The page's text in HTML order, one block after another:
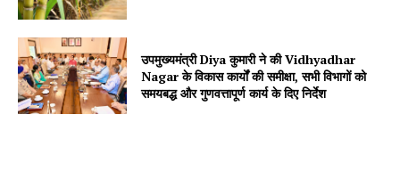
Company
उपमुख्यमंत्री Diya कुमारी ने की Vidhyadhar
Nagar के विकास कार्यों की समीक्षा, सभी विभागों को
समयबद्ध और गुणवत्तापूर्ण कार्य के दिए निर्देश